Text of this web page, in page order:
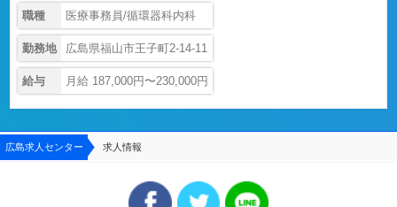
職種 医療事務員/循環器科内科
勤務地 広島県福山市王子町2-14-11
給与 月給 187,000円〜230,000円
広島求人センター 求人情報